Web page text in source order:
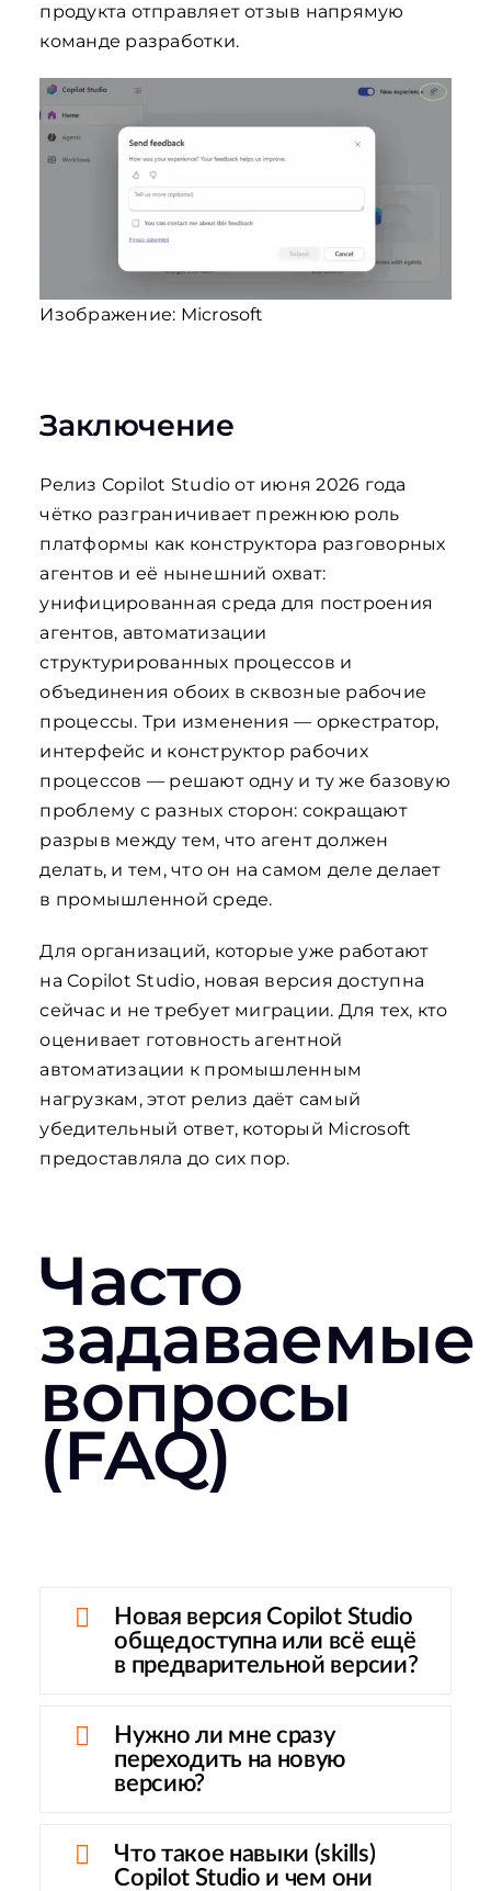
продукта отправляет отзыв напрямую
команде разработки.
Изображение: Microsoft
Заключение
Релиз Copilot Studio от июня 2026 года
чётко разграничивает прежнюю роль
платформы как конструктора разговорных
агентов и её нынешний охват:
унифицированная среда для построения
агентов, автоматизации
структурированных процессов и
объединения обоих в сквозные рабочие
процессы. Три изменения — оркестратор,
интерфейс и конструктор рабочих
процессов — решают одну и ту же базовую
проблему с разных сторон: сокращают
разрыв между тем, что агент должен
делать, и тем, что он на самом деле делает
в промышленной среде.
Для организаций, которые уже работают
на Copilot Studio, новая версия доступна
сейчас и не требует миграции. Для тех, кто
оценивает готовность агентной
автоматизации к промышленным
нагрузкам, этот релиз даёт самый
убедительный ответ, который Microsoft
предоставляла до сих пор.
Часто
задаваемые
вопросы
(FAQ)
Новая версия Copilot Studio
общедоступна или всё ещё
в предварительной версии?
Нужно ли мне сразу
переходить на новую
версию?
Что такое навыки (skills)
Copilot Studio и чем они